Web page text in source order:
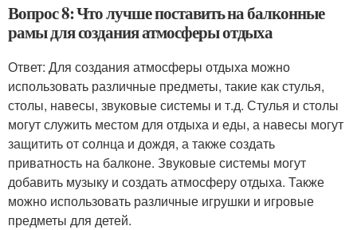
Вопрос 8: Что лучше поставить на балконные
рамы для создания атмосферы отдыха
Ответ: Для создания атмосферы отдыха можно
использовать различные предметы, такие как стулья,
столы, навесы, звуковые системы и т.д. Стулья и столы
могут служить местом для отдыха и еды, а навесы могут
защитить от солнца и дождя, а также создать
приватность на балконе. Звуковые системы могут
добавить музыку и создать атмосферу отдыха. Также
можно использовать различные игрушки и игровые
предметы для детей.